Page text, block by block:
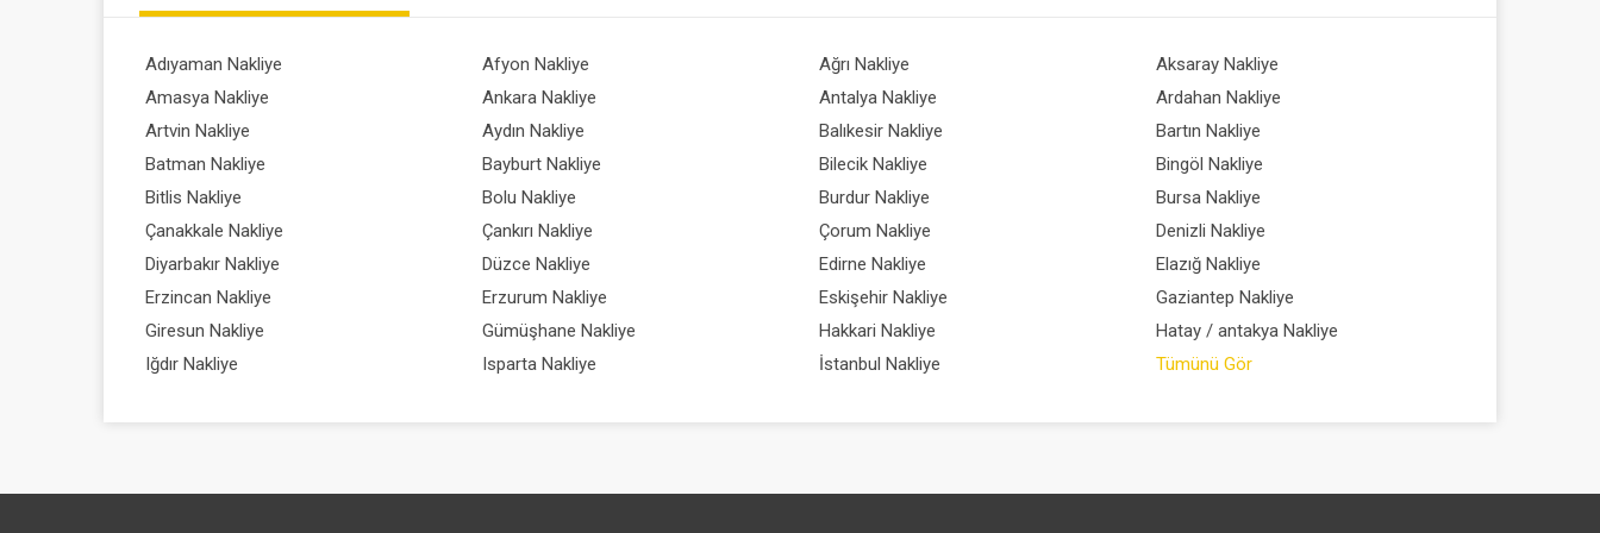
Adıyaman Nakliye Afyon Nakliye Ağrı Nakliye
Aksaray Nakliye
Amasya Nakliye
Ankara Nakliye Antalya Nakliye
Ardahan Nakliye
Artvin Nakliye
Aydın Nakliye Balıkesir Nakliye
Bartın Nakliye
Batman Nakliye
Bayburt Nakliye Bilecik Nakliye
Bingöl Nakliye
Bitlis Nakliye
Bolu Nakliye Burdur Nakliye
Bursa Nakliye
Çanakkale Nakliye
Çankırı Nakliye Çorum Nakliye
Denizli Nakliye
Diyarbakır Nakliye
Düzce Nakliye Edirne Nakliye
Elazığ Nakliye
Erzincan Nakliye
Erzurum Nakliye Eskişehir Nakliye
Gaziantep Nakliye
Giresun Nakliye
Gümüşhane Nakliye Hakkari Nakliye
Hatay / antakya Nakliye
Iğdır Nakliye
Isparta Nakliye İstanbul Nakliye Tümünü Gör